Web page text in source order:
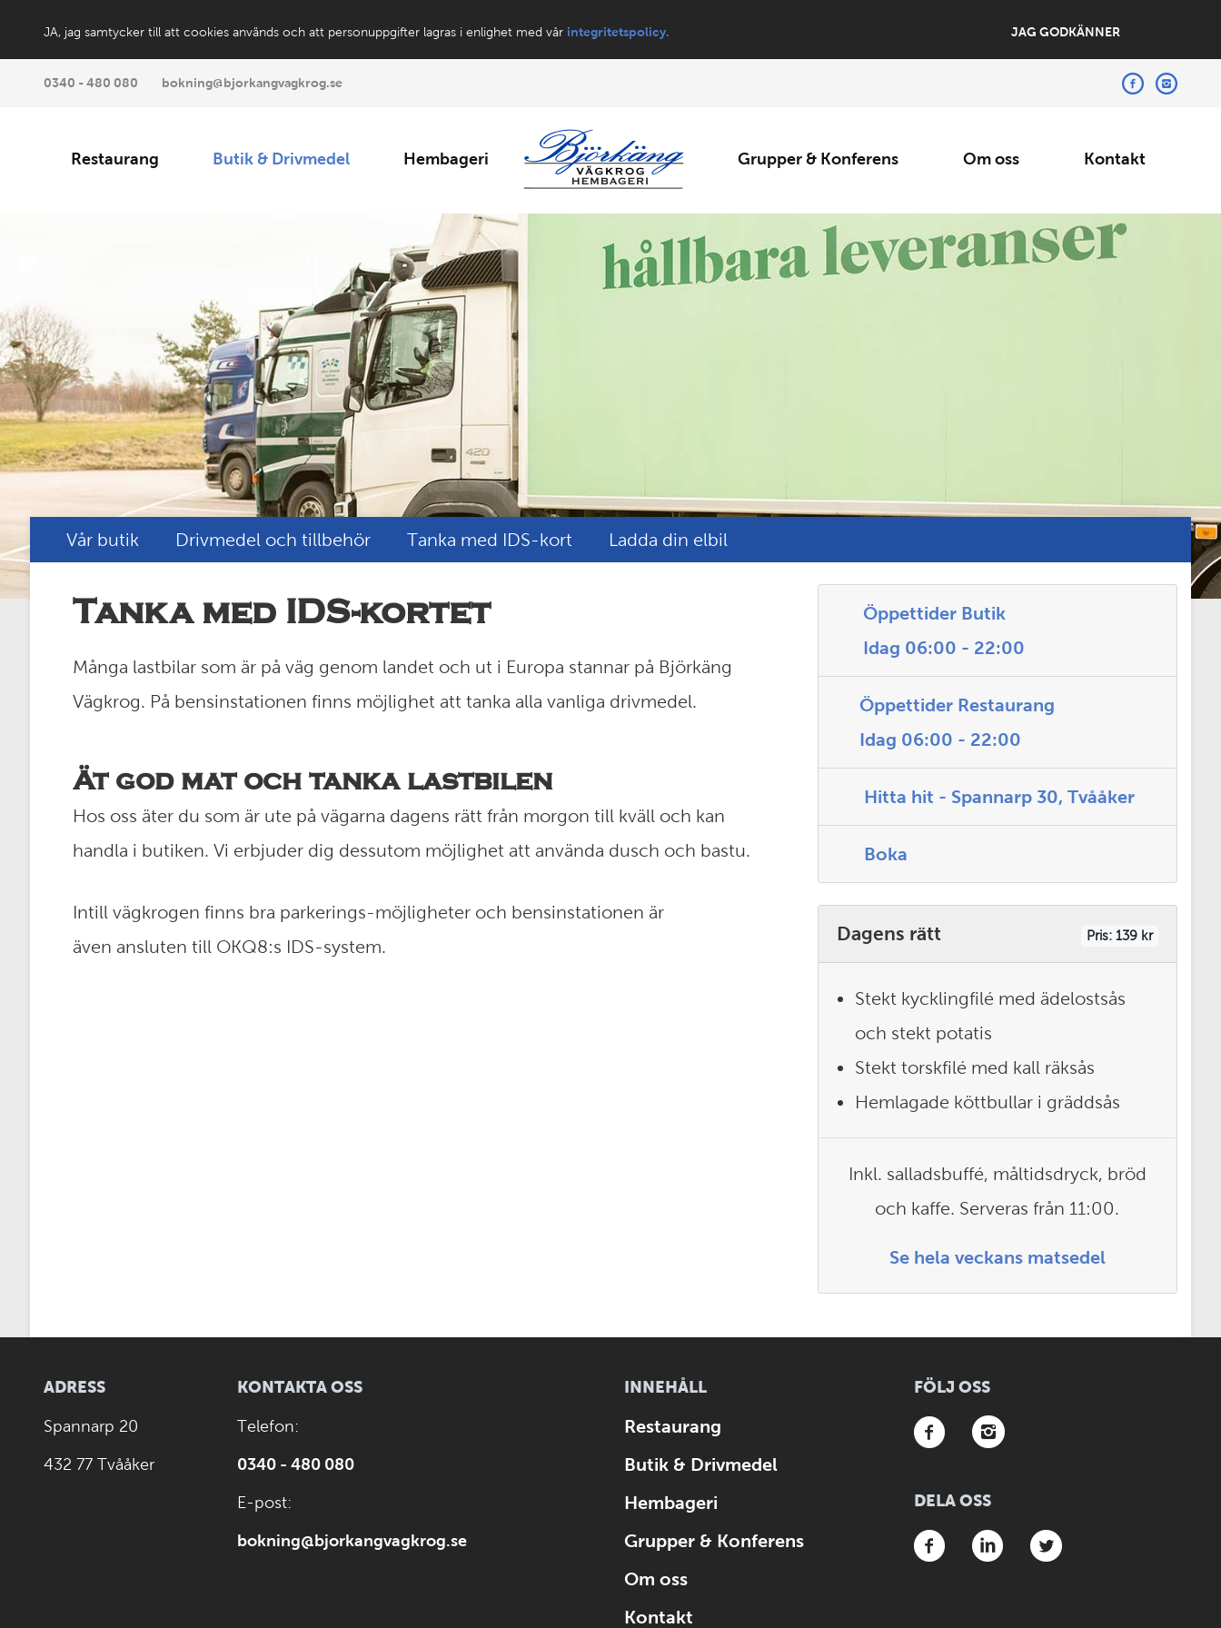
JA, jag samtycker till att cookies används och att personuppgifter lagras i enlighet med vår integritetspolicy. JAG GODKÄNNER
0340 - 480 080 bokning@bjorkangvagkrog.se
Restaurang Butik & Drivmedel Hembageri Grupper & Konferens Om oss Kontakt
Vår butik Drivmedel och tillbehör Tanka med IDS-kort Ladda din elbil
Tanka med IDS-kortet
Många lastbilar som är på väg genom landet och ut i Europa stannar på Björkäng
Vägkrog. På bensinstationen finns möjlighet att tanka alla vanliga drivmedel.
Ät god mat och tanka lastbilen
Hos oss äter du som är ute på vägarna dagens rätt från morgon till kväll och kan
handla i butiken. Vi erbjuder dig dessutom möjlighet att använda dusch och bastu.
Intill vägkrogen finns bra parkerings-möjligheter och bensinstationen är
även ansluten till OKQ8:s IDS-system.
Öppettider Butik
Idag 06:00 - 22:00
Öppettider Restaurang
Idag 06:00 - 22:00
Hitta hit - Spannarp 30, Tvååker
Boka
Dagens rätt Pris: 139 kr
Stekt kycklingfilé med ädelostsås
och stekt potatis
Stekt torskfilé med kall räksås
Hemlagade köttbullar i gräddsås
Inkl. salladsbuffé, måltidsdryck, bröd
och kaffe. Serveras från 11:00.
Se hela veckans matsedel
ADRESS
Spannarp 20
432 77 Tvååker
KONTAKTA OSS
Telefon:
0340 - 480 080
E-post:
bokning@bjorkangvagkrog.se
INNEHÅLL
Restaurang
Butik & Drivmedel
Hembageri
Grupper & Konferens
Om oss
Kontakt
FÖLJ OSS
DELA OSS